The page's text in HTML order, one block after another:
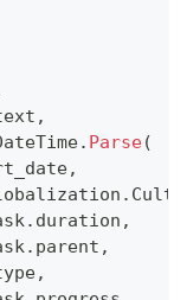
,
. Parse(
,
.
. duration ,
. parent ,
,